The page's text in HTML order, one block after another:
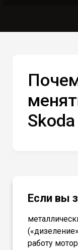
Если вы
работу